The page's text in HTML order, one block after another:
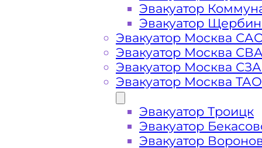
Стоимость
услуг
эвакуатора в
Эвакуатор
Эвакуатор
Эвакуатор Москва
Эвакуатор Москва
Эвакуатор Москва
Эвакуатор Москва ТАО
Эвакуатор Троицк
Эвакуатор
Эвакуатор